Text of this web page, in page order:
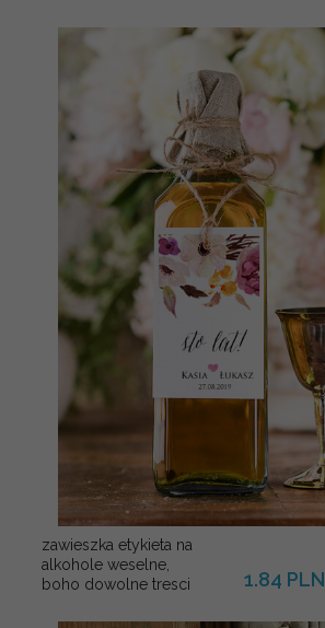
zawieszka etykieta na
alkohole weselne,
boho dowolne tresci
1.84 PLN